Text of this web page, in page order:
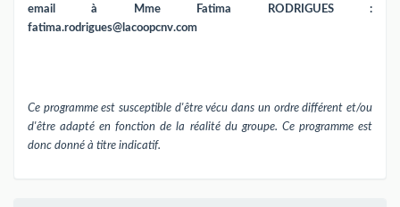
email à Mme Fatima RODRIGUES :
fatima.rodrigues@lacoopcnv.com
Ce programme est susceptible d'être vécu dans un ordre différent et/ou
d'être adapté en fonction de la réalité du groupe. Ce programme est
donc donné à titre indicatif.